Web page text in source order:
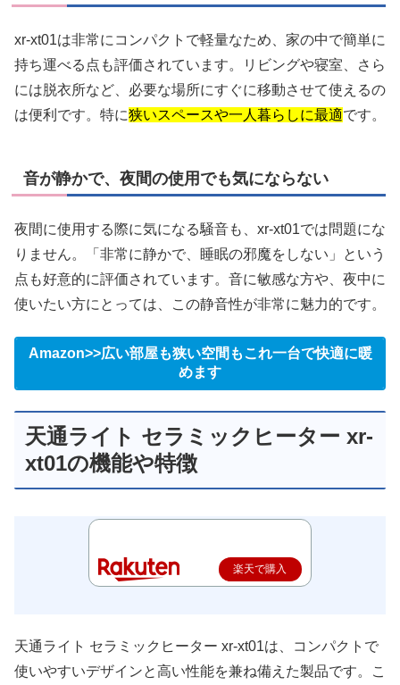
xr-xt01は非常にコンパクトで軽量なため、家の中で簡単に
持ち運べる点も評価されています。リビングや寝室、さら
には脱衣所など、必要な場所にすぐに移動させて使えるの
は便利です。特に狭いスペースや一人暮らしに最適です。
音が静かで、夜間の使用でも気にならない
夜間に使用する際に気になる騒音も、xr-xt01では問題にな
りません。「非常に静かで、睡眠の邪魔をしない」という
点も好意的に評価されています。音に敏感な方や、夜中に
使いたい方にとっては、この静音性が非常に魅力的です。
Amazon>>広い部屋も狭い空間もこれ一台で快適に暖
めます
天通ライト セラミックヒーター xr-
xt01の機能や特徴
楽天で購入
天通ライト セラミックヒーター xr-xt01は、コンパクトで
使いやすいデザインと高い性能を兼ね備えた製品です。こ